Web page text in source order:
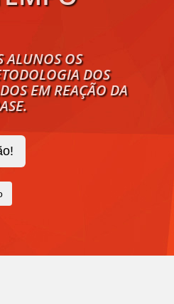
ALUNOS OS
DOS
EM REAÇÃO DA